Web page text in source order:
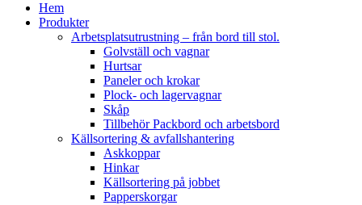
Hem
Produkter
Arbetsplatsutrustning – från bord till stol.
Golvställ och vagnar
Hurtsar
Paneler och krokar
Plock- och lagervagnar
Skåp
Tillbehör Packbord och arbetsbord
Källsortering & avfallshantering
Askkoppar
Hinkar
Källsortering på jobbet
Papperskorgar